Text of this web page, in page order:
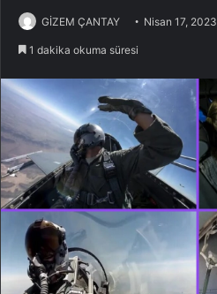
GİZEM ÇANTAY Nisan 17, 2023
1 dakika okuma süresi